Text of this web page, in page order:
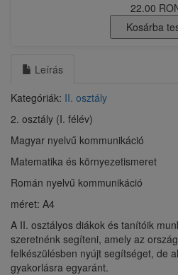
22.00
Kosárba
Leírás
Kategóriák: II. osztály
2. osztály (I. félév)
Magyar nyelvű kommunikáció
Matematika és környezetismeret
Román nyelvű kommunikáció
méret: A4
A II. osztályos diákok és tanítóik
szeretnénk segíteni, amely az
felkészülésben nyújt segítséget, de
gyakorlásra egyaránt.